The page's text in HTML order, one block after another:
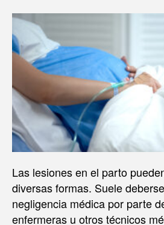
Las lesiones en el parto
diversas formas. Suele
negligencia médica por parte
enfermeras u otros técnicos